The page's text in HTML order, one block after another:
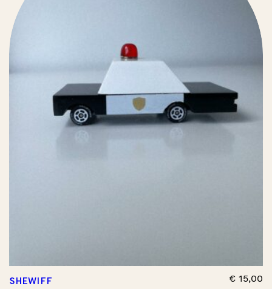
SHEWIFF € 15,00